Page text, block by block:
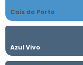
Cais do Porto
Azul Vivo